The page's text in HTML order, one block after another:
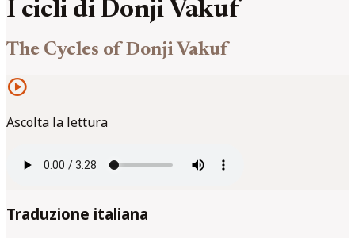
I cicli di Donji Vakuf
The Cycles of Donji Vakuf
play_circle
Ascolta la lettura
Traduzione italiana